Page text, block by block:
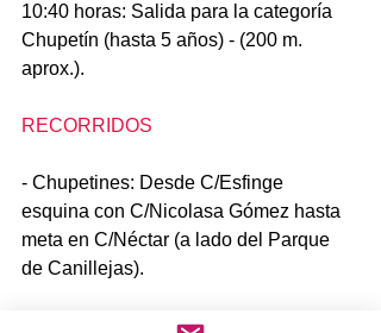
10:40 horas: Salida para la categoría
Chupetín (hasta 5 años) - (200 m.
aprox.).
RECORRIDOS
- Chupetines: Desde C/Esfinge
esquina con C/Nicolasa Gómez hasta
meta en C/Néctar (a lado del Parque
de Canillejas).